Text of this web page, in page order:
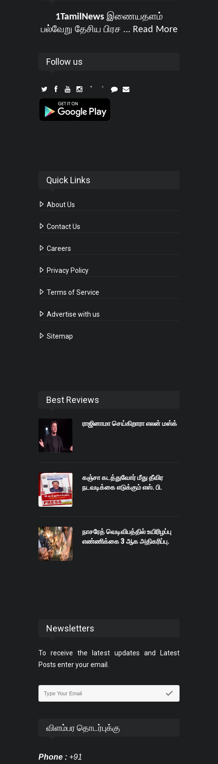
1TamilNewsஇணையதளம்
பல்வேறு தேசிய பிரச ... Read More
Follow us
Quick Links
About Us
Contact Us
Careers
Privacy Policy
Terms of Service
Advertise with us
Sitemap
Best Reviews
ராஜினாமா செய்கிறாரா எலன் மஸ்க்
கஞ்சா கடத்துவோர் மீது தீவிர
நடவடிக்கை எடுக்கும் எஸ். பி.
நாசரேத் வெடிவிபத்தில் உயிரிழப்பு
எண்ணிக்கை 3 ஆக அதிகரிப்பு.
Newsletters
To receive the latest updates and Latest
Posts enter your email.
விளம்பர தொடர்புக்கு
Phone : +91